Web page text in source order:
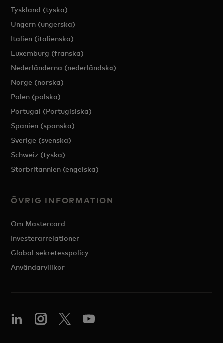
Tyskland (tyska)
Ungern (ungerska)
Italien (italienska)
Luxemburg (franska)
Nederländerna (nederländska)
Norge (norska)
Polen (polska)
Portugal (Portugisiska)
Spanien (spanska)
Sverige (svenska)
Schweiz (tyska)
Storbritannien (engelska)
ÖVRIG INFORMATION
Om Mastercard
Investerarrelationer
Global sekretesspolicy
Användarvillkor